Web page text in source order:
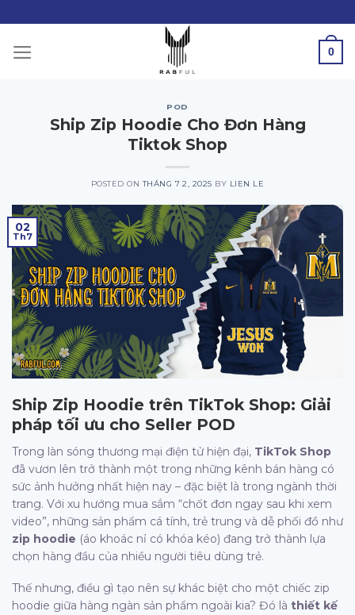
to
content
0
POD
Ship Zip Hoodie Cho Đơn Hàng
Tiktok Shop
POSTED ONTHÁNG 7 2, 2025 BY LIEN LE
02
Th7
Ship Zip Hoodie trên TikTok Shop: Giải
pháp tối ưu cho Seller POD
Trong làn sóng thương mại điện tử hiện đại, TikTok Shop
đã vươn lên trở thành một trong những kênh bán hàng có
sức ảnh hưởng nhất hiện nay – đặc biệt là trong ngành thời
trang. Với xu hướng mua sắm “chốt đơn ngay sau khi xem
video”, những sản phẩm cá tính, trẻ trung và dễ phối đồ như
zip hoodie (áo khoác nỉ có khóa kéo) đang trở thành lựa
chọn hàng đầu của nhiều người tiêu dùng trẻ.
Thế nhưng, điều gì tạo nên sự khác biệt cho một chiếc zip
hoodie giữa hàng ngàn sản phẩm ngoài kia? Đó là thiết kế